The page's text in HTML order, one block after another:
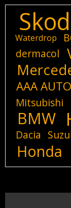
Waterdrop
dermacol
AAA AUTO
Mitsubishi
BMW
Dacia
Honda